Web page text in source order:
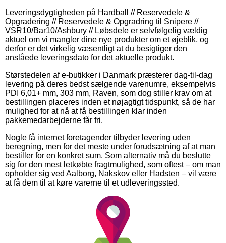
Leveringsdygtigheden på Hardball // Reservedele &
Opgradering // Reservedele & Opgradring til Snipere //
VSR10/Bar10/Ashbury // Løbsdele er selvfølgelig vældig
aktuel om vi mangler dine nye produkter om et øjeblik, og
derfor er det virkelig væsentligt at du besigtiger den
anslåede leveringsdato for det aktuelle produkt.
Størstedelen af e-butikker i Danmark præsterer dag-til-dag
levering på deres bedst sælgende varenumre, eksempelvis
PDI 6,01+ mm, 303 mm, Raven, som dog stiller krav om at
bestillingen placeres inden et nøjagtigt tidspunkt, så de har
mulighed for at nå at få bestillingen klar inden
pakkemedarbejderne får fri.
Nogle få internet foretagender tilbyder levering uden
beregning, men for det meste under forudsætning af at man
bestiller for en konkret sum. Som alternativ må du beslutte
sig for den mest letkøbte fragtmulighed, som oftest – om man
opholder sig ved Aalborg, Nakskov eller Hadsten – vil være
at få dem til at køre varerne til et udleveringssted.